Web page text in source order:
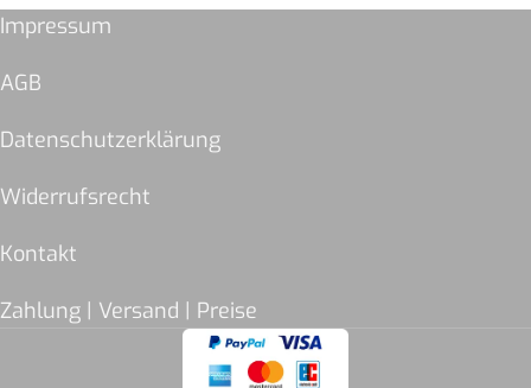
Impressum
AGB
Datenschutzerklärung
Widerrufsrecht
Kontakt
Zahlung | Versand | Preise